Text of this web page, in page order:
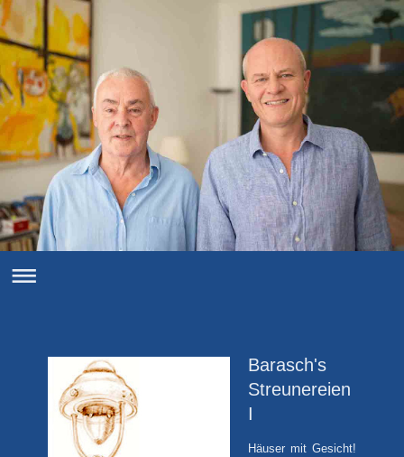
Barasch's
Streunereien
I
Häuser mit Gesicht!